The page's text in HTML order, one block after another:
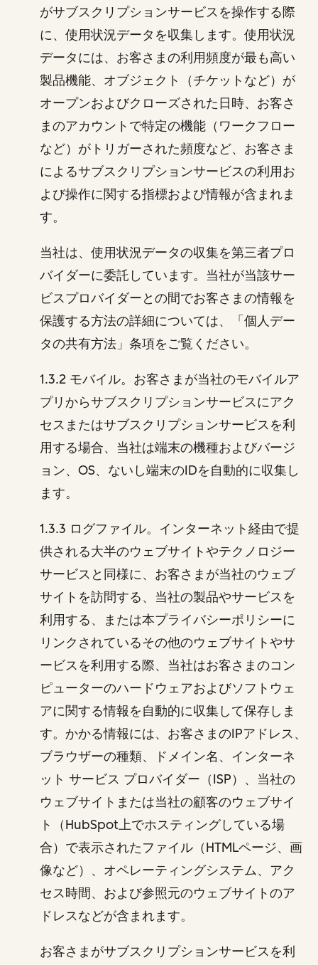
がサブスクリプションサービスを操作する際
に、使用状況データを収集します。使用状況
データには、お客さまの利用頻度が最も高い
製品機能、オブジェクト（チケットなど）が
オープンおよびクローズされた日時、お客さ
まのアカウントで特定の機能（ワークフロー
など）がトリガーされた頻度など、お客さま
によるサブスクリプションサービスの利用お
よび操作に関する指標および情報が含まれま
す。
当社は、使用状況データの収集を第三者プロ
バイダーに委託しています。当社が当該サー
ビスプロバイダーとの間でお客さまの情報を
保護する方法の詳細については、「個人デー
タの共有方法」条項をご覧ください。
1.3.2 モバイル。お客さまが当社のモバイルア
プリからサブスクリプションサービスにアク
セスまたはサブスクリプションサービスを利
用する場合、当社は端末の機種およびバージ
ョン、OS、ないし端末のIDを自動的に収集し
ます。
1.3.3 ログファイル。インターネット経由で提
供される大半のウェブサイトやテクノロジー
サービスと同様に、お客さまが当社のウェブ
サイトを訪問する、当社の製品やサービスを
利用する、または本プライバシーポリシーに
リンクされているその他のウェブサイトやサ
ービスを利用する際、当社はお客さまのコン
ピューターのハードウェアおよびソフトウェ
アに関する情報を自動的に収集して保存しま
す。かかる情報には、お客さまのIPアドレス、
ブラウザーの種類、ドメイン名、インターネ
ット サービス プロバイダー（ISP）、当社の
ウェブサイトまたは当社の顧客のウェブサイ
ト（HubSpot上でホスティングしている場
合）で表示されたファイル（HTMLページ、画
像など）、オペレーティングシステム、アク
セス時間、および参照元のウェブサイトのア
ドレスなどが含まれます。
お客さまがサブスクリプションサービスを利